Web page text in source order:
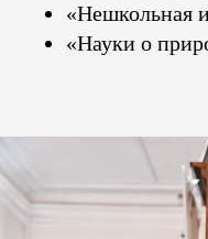
«Нешкольная
«Науки о